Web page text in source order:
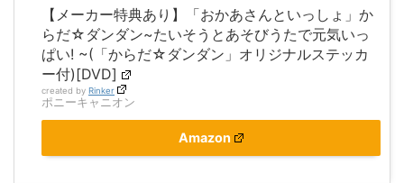
【メーカー特典あり】「おかあさんといっしょ」か
らだ☆ダンダン~たいそうとあそびうたで元気いっ
ぱい! ~(「からだ☆ダンダン」オリジナルステッカ
ー付)[DVD]
created by Rinker
ポニーキャニオン
Amazon